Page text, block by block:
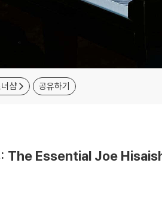
샵 공유하기
The Essential Joe